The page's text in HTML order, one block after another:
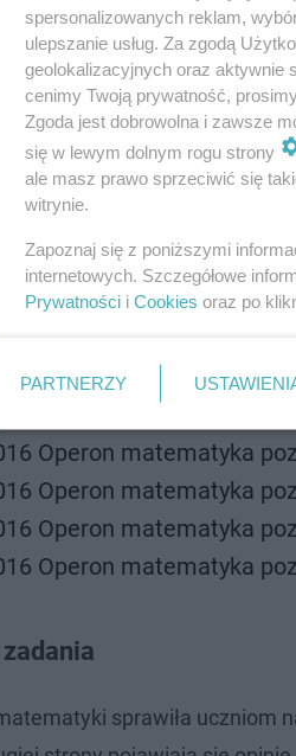
możesz pobrać tu i
Operon matematyka
Operon matematyka
Operon matematyka
Operon matematyka
sprawiła uczniom
spersonalizowanych reklam,
ulepszanie usług. Za zgodą
geolokalizacyjnych oraz aktywnie
cenimy Twoją prywatność,
Zgoda jest dobrowolna i zawsze
się w lewym dolnym rogu strony
ale masz prawo sprzeciwić się
witrynie.
Zapoznaj się z poniższymi
internetowych. Szczegółowe
Prywatności i Cookies oraz po
PARTNERZY